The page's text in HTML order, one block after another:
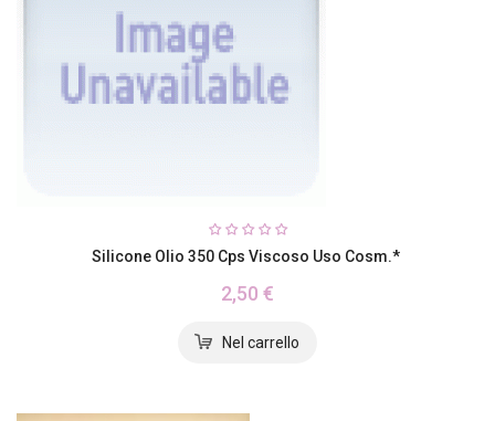
Silicone Olio 350 Cps Viscoso Uso Cosm.*
2,50 €